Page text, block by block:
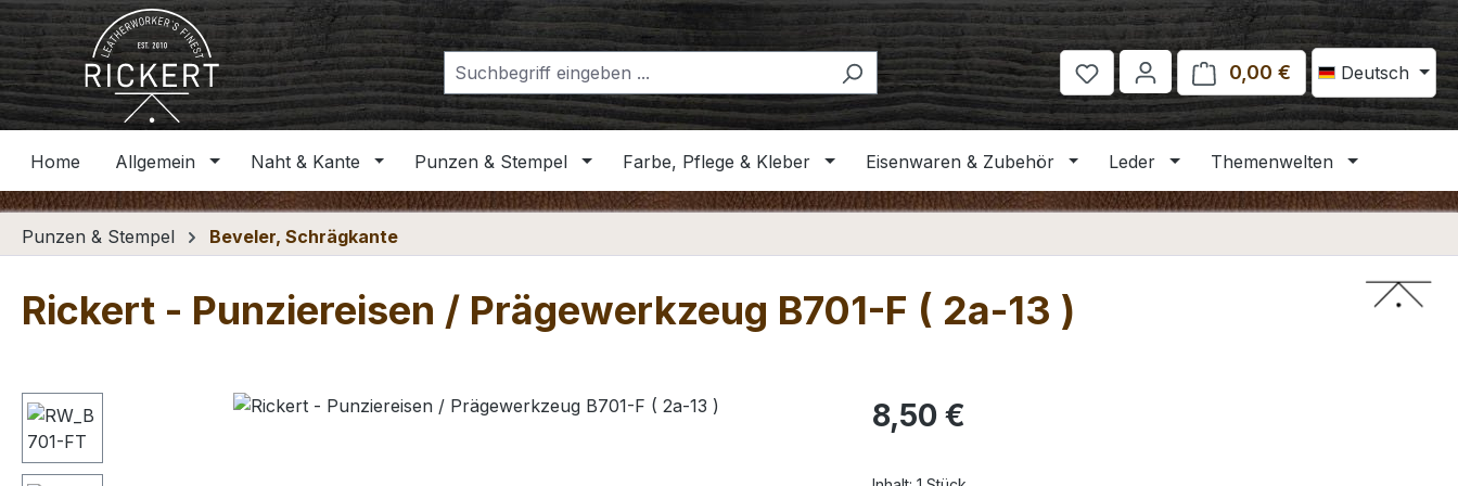
Hauptinhalt springen
Zur Suche springen
Zur Hauptnavigation springen
Deutsch
0,00 € Warenkorb
Home Allgemein Naht & Kante Punzen & Stempel Farbe, Pflege & Kleber Eisenwaren & Zubehör Leder Themenwelten
Punzen & Stempel Beveler, Schrägkante
Rickert - Punziereisen / Prägewerkzeug B701-F ( 2a-13 )
Bildergalerie überspringen Regulärer Preis:
8,50 €